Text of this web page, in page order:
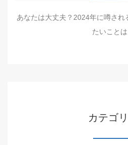
あなたは大丈夫？2024年に噂され
たいことは
カテゴ